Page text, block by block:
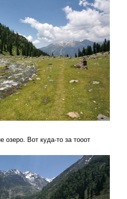
Вот куда-то за тооот